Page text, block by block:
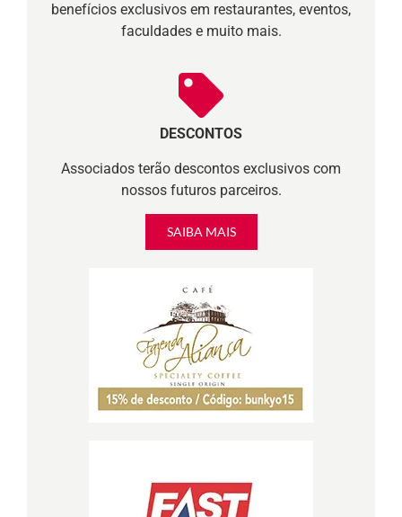
benefícios exclusivos em restaurantes, eventos,
faculdades e muito mais.
DESCONTOS
Associados terão descontos exclusivos com
nossos futuros parceiros.
SAIBA MAIS